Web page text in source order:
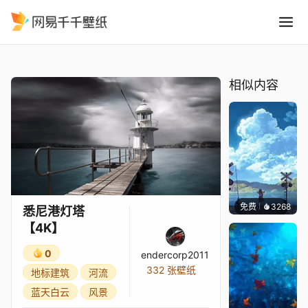
悉尼港灯塔
【4K】
0
地标建筑
河流
蓝天白云
风景
endercorp2011
332 张壁纸
相似内容
免费 3268星梦